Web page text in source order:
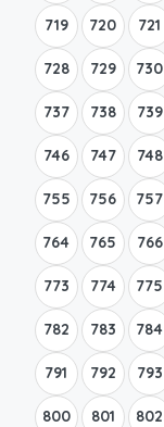
719 720 721
728 729 730
737 738 739
746 747 748
755 756 757
764 765 766
773 774 775
782 783 784
791 792 793
800 801 802